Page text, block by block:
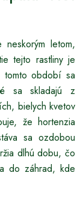
letom,
tejto rastliny je
tomto období sa
sa skladajú z
bielych kvetov
že hortenzia
sa ozdobou
dlhú dobu, čo
do záhrad, kde